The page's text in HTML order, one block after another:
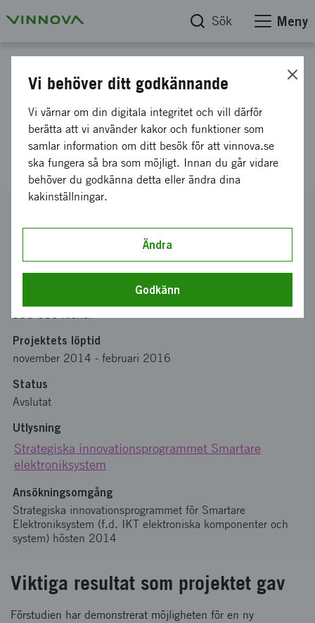
Sök Meny
Glas-substrat med
genomföringar för framtida RF
produkter En förstudie
2014-05240
Silex Microsystems AB
995 000 kronor
Projektets löptid
november 2014 - februari 2016
Status
Avslutat
Utlysning
Strategiska innovationsprogrammet Smartare
elektroniksystem
Ansökningsomgång
Strategiska innovationsprogrammet för Smartare
Elektroniksystem (f.d. IKT elektroniska komponenter och
system) hösten 2014
Viktiga resultat som projektet gav
Förstudien har demonstrerat möjligheten för en ny
Vi behöver ditt godkännande
Vi värnar om din digitala integritet och vill därför
berätta att vi använder kakor och funktioner som
samlar information om ditt besök för att vinnova.se
ska fungera så bra som möjligt. Innan du går vidare
behöver du godkänna detta eller ändra dina
kakinställningar.
Ändra
Godkänn